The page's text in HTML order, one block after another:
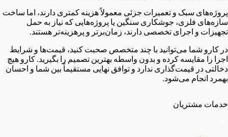
پروژه‌های سبک و تعمیرات جزئی معمولاً هزینه کمتری دارند، اما ساخت
سازه‌های فلزی، جوشکاری سنگین یا پروژه‌هایی که نیاز به حمل
تجهیزات و اجرای تخصصی دارند، زمان‌برتر و پرهزینه‌تر هستند.
در کارو شما می‌توانید با چند متخصص صحبت کنید، قیمت‌ها و شرایط
اجرا را مقایسه کرده و بدون واسطه بهترین تصمیم را بگیرید. کارو هیچ
دخالتی در قیمت‌گذاری ندارد و توافق نهایی مستقیماً بین شما و احسان
بهمرد انجام می‌شود.
خدمات مشتریان